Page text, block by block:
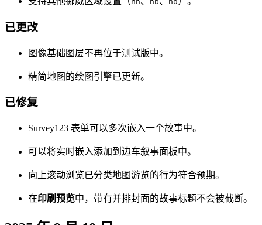
已更改
图像基础图层不再位于测试版中。
精简地图的绘图引擎已更新。
已修复
Survey123 表单可以多次嵌入一个故事中。
可以将实时嵌入添加到边车叙事面板中。
向上滚动浏览已分类地图游览的行为符合预期。
在印刷预览中，带有并排封面的故事标题不会被截断。